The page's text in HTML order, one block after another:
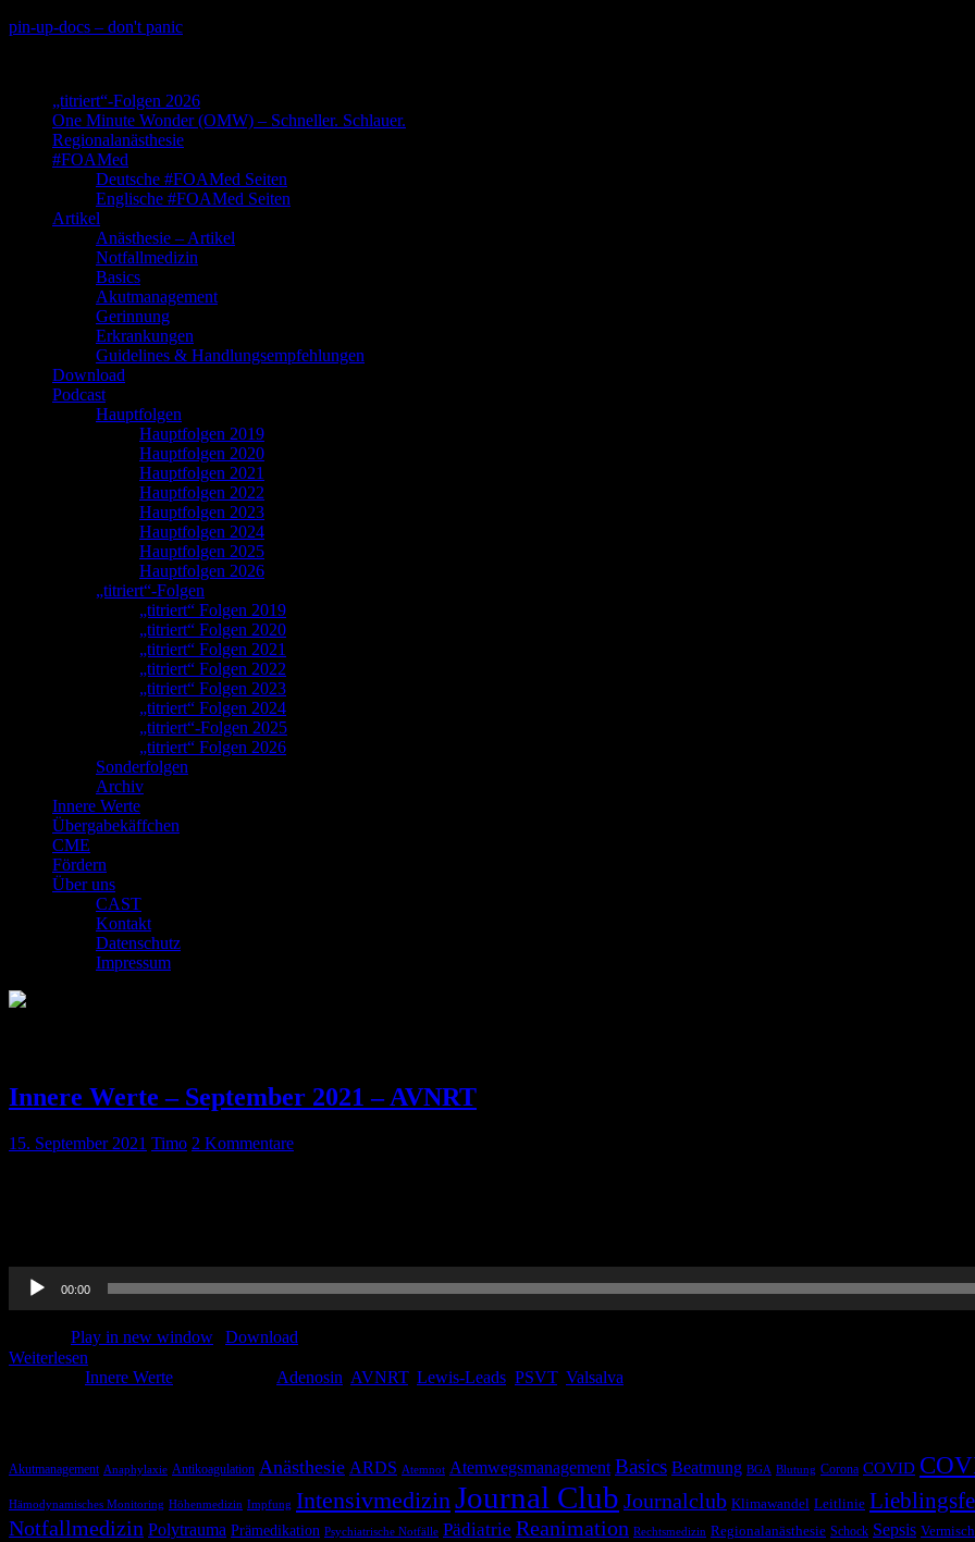
Skip
pin-up-docs – don't panic
„titriert“-Folgen 2026
One Minute Wonder (OMW) – Schneller. Schlauer.
Regionalanästhesie
#FOAMed
Deutsche #FOAMed Seiten
Englische #FOAMed Seiten
Artikel
Anästhesie – Artikel
Notfallmedizin
Basics
Akutmanagement
Gerinnung
Erkrankungen
Guidelines & Handlungsempfehlungen
Download
Podcast
Hauptfolgen
Hauptfolgen 2019
Hauptfolgen 2020
Hauptfolgen 2021
Hauptfolgen 2022
Hauptfolgen 2023
Hauptfolgen 2024
Hauptfolgen 2025
Hauptfolgen 2026
„titriert“-Folgen
„titriert“ Folgen 2019
„titriert“ Folgen 2020
„titriert“ Folgen 2021
„titriert“ Folgen 2022
„titriert“ Folgen 2023
„titriert“ Folgen 2024
„titriert“-Folgen 2025
„titriert“ Folgen 2026
Sonderfolgen
Archiv
Innere Werte
Übergabekäffchen
CME
Fördern
Über uns
CAST
Kontakt
Datenschutz
Impressum
Innere Werte – September 2021 – AVNRT
15. September 2021 Timo 2 Kommentare
Audio-
Player
00:00
Play in new window
Download
Weiterlesen
Innere Werte Adenosin AVNRT, Lewis-Leads PSVT, Valsalva
Akutmanagement Anaphylaxie Antikoagulation Anästhesie ARDS Atemnot Atemwegsmanagement Basics Beatmung BGA Blutung Corona COVID
Hämodynamisches Monitoring Höhenmedizin Impfung IntensivmedizinJournal Club Journalclub Klimawandel Leitlinie
Notfallmedizin Polytrauma Prämedikation Psychiatrische Notfälle Pädiatrie Reanimation Rechtsmedizin Regionalanästhesie Schock Sepsis